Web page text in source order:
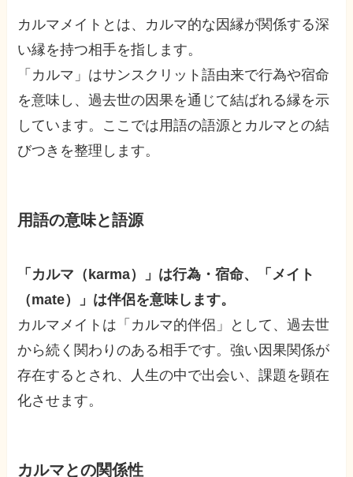
カルマメイトとは、カルマ的な因縁が関係する深
い縁を持つ相手を指します。
「カルマ」はサンスクリット語由来で行為や宿命
を意味し、過去世の因果を通じて結ばれる縁を示
しています。ここでは用語の語源とカルマとの結
びつきを整理します。
用語の意味と語源
「カルマ（karma）」は行為・宿命、「メイト
（mate）」は伴侶を意味します。
カルマメイトは「カルマ的伴侶」として、過去世
から続く関わりのある相手です。強い因果関係が
存在するとされ、人生の中で出会い、課題を顕在
化させます。
カルマとの関係性